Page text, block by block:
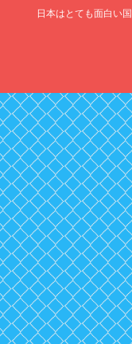
日本はとても面白い